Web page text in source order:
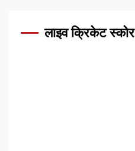
लाइव क्रिकेट स्कोर